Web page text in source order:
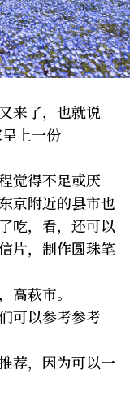
网站政策
来了，也就说
上一份
觉得不足或厌
京附近的县市也
吃，看，还可以
片，制作圆珠笔
高萩市。
可以参考参考
荐，因为可以一